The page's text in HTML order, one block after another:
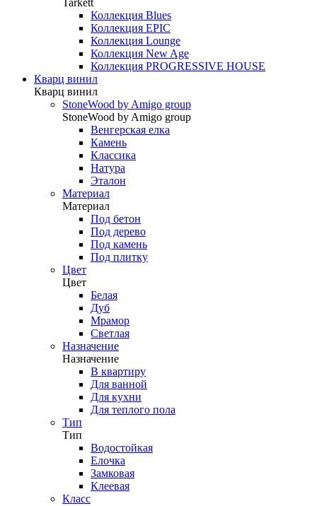
Tarkett
Коллекция Blues
Коллекция EPIC
Коллекция Lounge
Коллекция New Age
Коллекция PROGRESSIVE HOUSE
Кварц винил
Кварц винил
StoneWood by Amigo group
StoneWood by Amigo group
Венгерская елка
Камень
Классика
Натура
Эталон
Материал
Материал
Под бетон
Под дерево
Под камень
Под плитку
Цвет
Цвет
Белая
Дуб
Мрамор
Светлая
Назначение
Назначение
В квартиру
Для ванной
Для кухни
Для теплого пола
Тип
Тип
Водостойкая
Елочка
Замковая
Клеевая
Класс